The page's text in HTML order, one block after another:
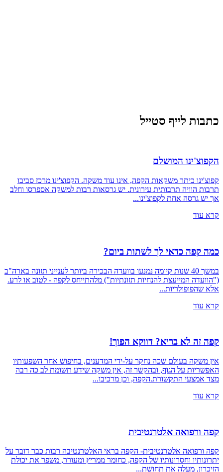
כתבות לייף סטייל
הקפוצ'ינו המושלם
קפוצ'ינו כיתר משקאות הקפה, אינו עוד משקה. הקפוצ'ינו מרכז סביבו
תרבות הוויה תרבותית עירונית. יש גרסאות רבות למשקה אספרסו וחלב
אך יש גרסה אחת לקפוצ'ינו...
קרא עוד
כמה קפה כדאי לך לשתות ביום?
​​במשך 40 שנות קיומה נמנעו בוועדה הבכירה ביותר לענייני תזונה בארה"ב
("הוועדה המייעצת להנחיות תזונתיות") מלהתייחס לקפה - לטוב או לרע.
אלא שהפופולריות...
קרא עוד
קפה זה לא בריא? דווקא הפוך!
אין משקה בעולם שכה נחקר על-ידי המדענים, בחיפוש אחר השפעותיו
האפשריות על הגוף, ובהקשר זה, אין משקה שידע תשומת לב כה רבה
מצד אמצעי התקשורת.הקפה, וכן מרכיבו...
קרא עוד
קפה ורפואה אלטרנטיבית
קפה ורפואה אלטרנטיבית- הקפה בראי האלטרנטיבה רבות כבר דובר על
יתרונותיו וחסרונותיו של הקפה, כחומר ממריץ ומעורר, משפר את יכולת
הזיכרון, מעלה את תחושת...